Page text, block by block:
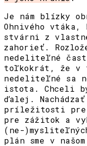
Je nám blízky
Ohnivého vtáka,
stvárni z
zahorieť.
nedeliteľné
toľkokrát, že v
nedeliteľné sa
istota. Chceli
ďalej. Nachádzať
príležitosti pre
pre zážitok a
(ne-
plán sme v